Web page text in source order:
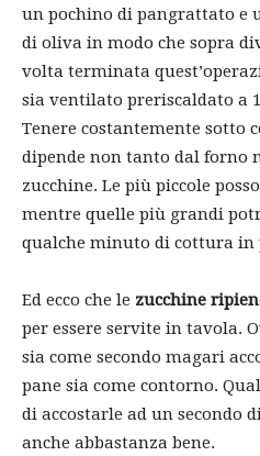
un pochino di pangrattato e
di oliva in modo che sopra
volta terminata
sia ventilato preriscaldato a
Tenere costantemente sotto
dipende non tanto dal forno
zucchine. Le più piccole
mentre quelle più grandi
qualche minuto di cottura in
Ed ecco che le zucchine
per essere servite in tavola.
sia come secondo magari
pane sia come contorno.
di accostarle ad un secondo
anche abbastanza bene.